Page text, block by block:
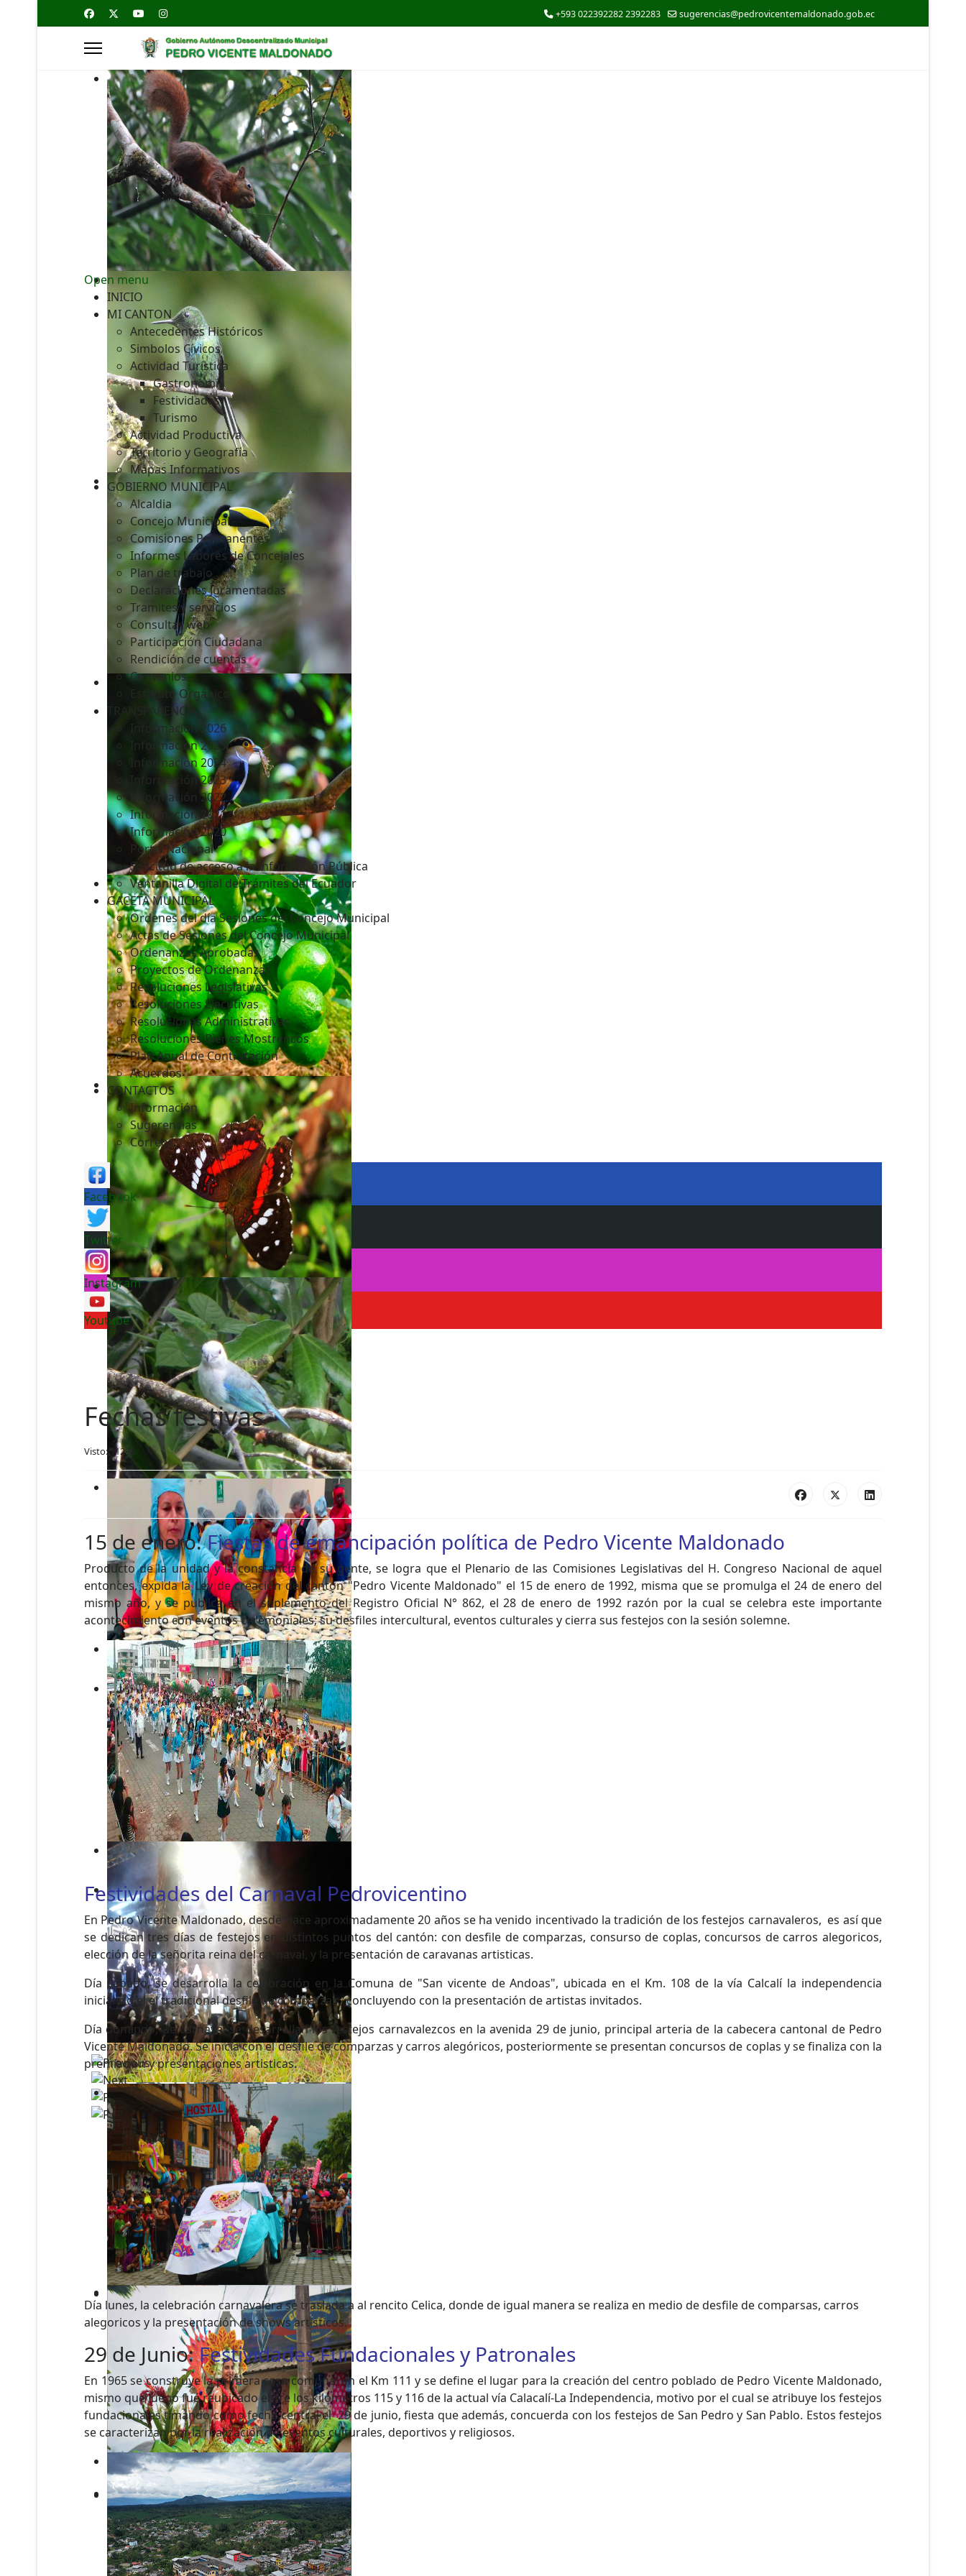
+593 022392282 2392283 sugerencias@pedrovicentemaldonado.gob.ec
Open menu
INICIO
MI CANTON
Antecedentes Históricos
Simbolos Cívicos
Actividad Turística
Gastronomía
Festividades
Turismo
Actividad Productiva
Territorio y Geografía
Mapas Informativos
GOBIERNO MUNICIPAL
Alcaldia
Concejo Municipal
Comisiones Permanentes
Informes Labores de Concejales
Plan de trabajo
Declaraciones Juramentadas
Tramites y servicios
Consultas web
Participación Ciudadana
Rendición de cuentas
Convenios
Estatuto Orgánico
TRANSPARENCIA
Informacion 2026
Informacion 2025
Informacion 2024
Información 2023
Información 2022
Información 2021
Información 2020
Portal Nacional
Solicitud de acceso a la Información Pública
Ventanilla Digital de Trámites del Ecuador
GACETA MUNICIPAL
Ordenes del día Sesiones del Concejo Municipal
Actas de Sesiones del Concejo Municipal
Ordenanzas Aprobadas
Proyectos de Ordenanzas
Resoluciones Legislativas
Resoluciones Ejecutivas
Resoluciones Administrativas
Resoluciones Bienes Mostrencos
Plan Anual de Contratación
Acuerdos
CONTACTOS
Información
Sugerencias
Correos
Facebook
Twitter
Instagram
Youtube
Fechas festivas
Visto: 11298
15 de enero:Fiestas de emancipación política de Pedro Vicente Maldonado
Producto de la unidad y la constancia de su gente, se logra que el Plenario de las Comisiones Legislativas del H. Congreso Nacional de aquel
entonces, expida la Ley de creación del cantón "Pedro Vicente Maldonado" el 15 de enero de 1992, misma que se promulga el 24 de enero del
mismo año, y se publica en el suplemento del Registro Oficial N° 862, el 28 de enero de 1992 razón por la cual se celebra este importante
acontecimiento con eventos ceremoniales; su desfiles intercultural, eventos culturales y cierra sus festejos con la sesión solemne.
Festividades del Carnaval Pedrovicentino
En Pedro Vicente Maldonado, desde hace aproximadamente 20 años se ha venido incentivado la tradición de los festejos carnavaleros, es así que
se dedican tres días de festejos en distintos puntos del cantón: con desfile de comparzas, consurso de coplas, concursos de carros alegoricos,
elección de la señorita reina del carnaval, y la presentación de caravanas artisticas.
Día sábado, se desarrolla la celebración en la Comuna de "San vicente de Andoas", ubicada en el Km. 108 de la vía Calcalí la independencia
iniciando el el tradicional desfile de comparzas, concluyendo con la presentación de artistas invitados.
Día domingo, de carnaval se desarrollan los festejos carnavalezcos en la avenida 29 de junio, principal arteria de la cabecera cantonal de Pedro
Vicente Maldonado. Se inicia con el desfile de comparzas y carros alegóricos, posteriormente se presentan concursos de coplas y se finaliza con la
premiación y presentaciones artisticas.
Día lunes, la celebración carnavalera se traslada a al rencito Celica, donde de igual manera se realiza en medio de desfile de comparsas, carros
alegoricos y la presentación de shows artísticos.
29 de Junio:Festividades Fundacionales y Patronales
En 1965 se construye la primera casa comunal en el Km 111 y se define el lugar para la creación del centro poblado de Pedro Vicente Maldonado,
mismo que luego fué reubicado entre los kilómetros 115 y 116 de la actual vía Calacalí-La Independencia, motivo por el cual se atribuye los festejos
fundacionales timando como fecha central el 29 de junio, fiesta que además, concuerda con los festejos de San Pedro y San Pablo. Estos festejos
se caracterizan por la realización de eventos culturales, deportivos y religiosos.